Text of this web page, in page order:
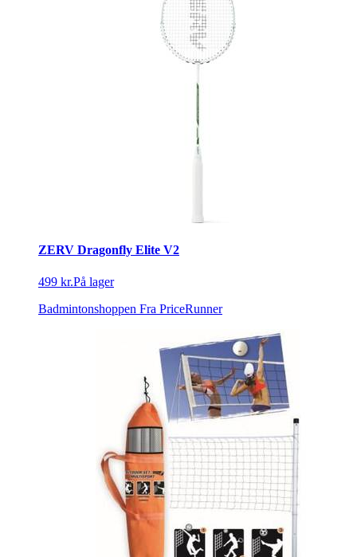
ZERV Dragonfly Elite V2
499 kr.På lager
Badmintonshoppen Fra PriceRunner